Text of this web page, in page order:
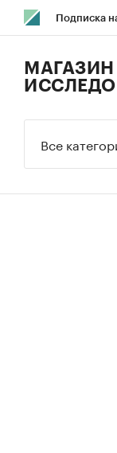
Подписка
МАГАЗИН
Все